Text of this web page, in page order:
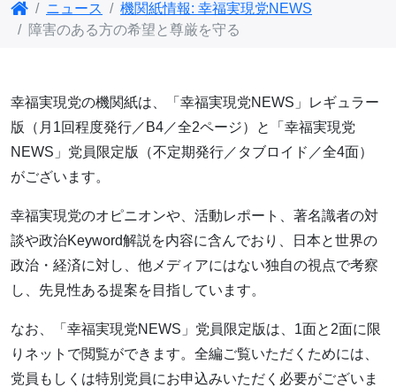
ニュース
機関紙情報: 幸福実現党NEWS
障害のある方の希望と尊厳を守る
幸福実現党の機関紙は、「幸福実現党NEWS」レギュラー
版（月1回程度発行／B4／全2ページ）と「幸福実現党
NEWS」党員限定版（不定期発行／タブロイド／全4面）
がございます。
幸福実現党のオピニオンや、活動レポート、著名識者の対
談や政治Keyword解説を内容に含んでおり、日本と世界の
政治・経済に対し、他メディアにはない独自の視点で考察
し、先見性ある提案を目指しています。
なお、「幸福実現党NEWS」党員限定版は、1面と2面に限
りネットで閲覧ができます。全編ご覧いただくためには、
党員もしくは特別党員にお申込みいただく必要がございま